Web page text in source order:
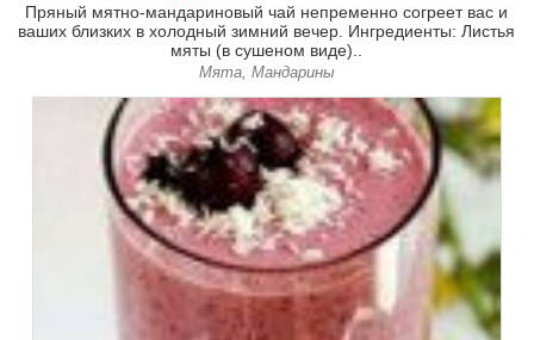
Пряный мятно-мандариновый чай непременно согреет вас и
ваших близких в холодный зимний вечер. Ингредиенты: Листья
мяты (в сушеном виде)..
Мята, Мандарины